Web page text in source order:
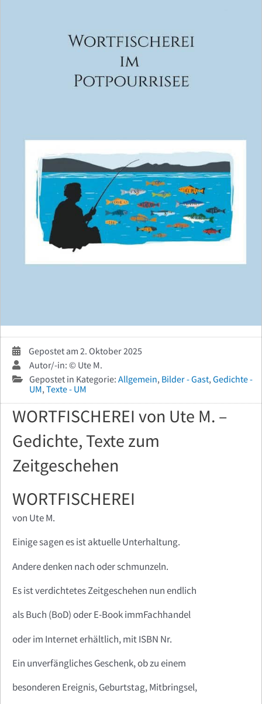
Gepostet am 2. Oktober 2025
Autor/-in: © Ute M.
Gepostet in Kategorie: Allgemein, Bilder - Gast,Gedichte -
UM,Texte - UM
WORTFISCHEREI von Ute M. –
Gedichte, Texte zum
Zeitgeschehen
WORTFISCHEREI
von Ute M.
Einige sagen es ist aktuelle Unterhaltung.
Andere denken nach oder schmunzeln.
Es ist verdichtetes Zeitgeschehen nun endlich
als Buch (BoD) oder E-Book immFachhandel
oder im Internet erhältlich, mit ISBN Nr.
Ein unverfängliches Geschenk, ob zu einem
besonderen Ereignis, Geburtstag, Mitbringsel,